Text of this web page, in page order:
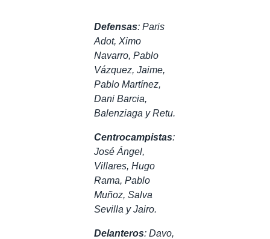
Defensas: Paris
Adot, Ximo
Navarro, Pablo
Vázquez, Jaime,
Pablo Martínez,
Dani Barcia,
Balenziaga y Retu.
Centrocampistas:
José Ángel,
Villares, Hugo
Rama, Pablo
Muñoz, Salva
Sevilla y Jairo.
Delanteros: Davo,